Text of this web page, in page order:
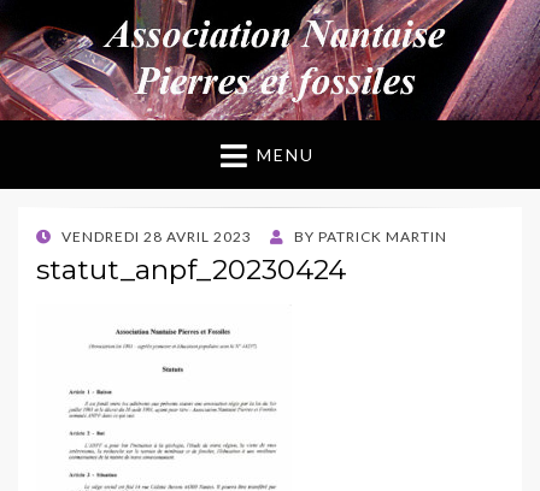
ANPF
Association Nantaise Pierres et Fossiles
MENU
POSTED
ON
VENDREDI 28 AVRIL 2023 BY PATRICK MARTIN
statut_anpf_20230424